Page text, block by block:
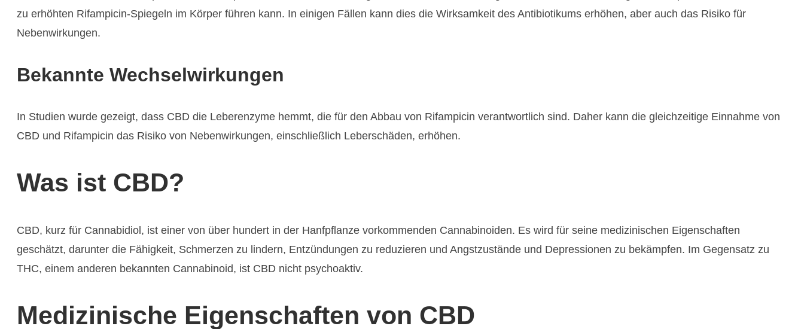
zu erhöhten Rifampicin-Spiegeln im Körper führen kann. In einigen Fällen kann dies die Wirksamkeit des Antibiotikums erhöhen, aber auch das Risiko für
Nebenwirkungen.
Bekannte Wechselwirkungen
In Studien wurde gezeigt, dass CBD die Leberenzyme hemmt, die für den Abbau von Rifampicin verantwortlich sind. Daher kann die gleichzeitige Einnahme von
CBD und Rifampicin das Risiko von Nebenwirkungen, einschließlich Leberschäden, erhöhen.
Was ist CBD?
CBD, kurz für Cannabidiol, ist einer von über hundert in der Hanfpflanze vorkommenden Cannabinoiden. Es wird für seine medizinischen Eigenschaften
geschätzt, darunter die Fähigkeit, Schmerzen zu lindern, Entzündungen zu reduzieren und Angstzustände und Depressionen zu bekämpfen. Im Gegensatz zu
THC, einem anderen bekannten Cannabinoid, ist CBD nicht psychoaktiv.
Medizinische Eigenschaften von CBD